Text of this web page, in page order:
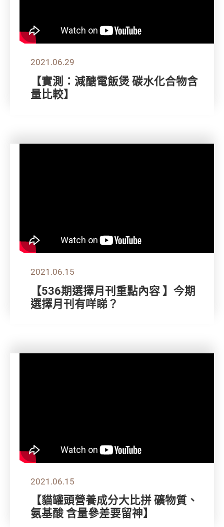
2021.06.29
【實測：減醣電飯煲 碳水化合物含
量比較】
2021.06.15
【536期選擇月刊重點內容 】今期
選擇月刊有咩睇？
2021.06.15
【貓罐頭營養成分大比拼 礦物質、
氨基酸 含量參差要留神】